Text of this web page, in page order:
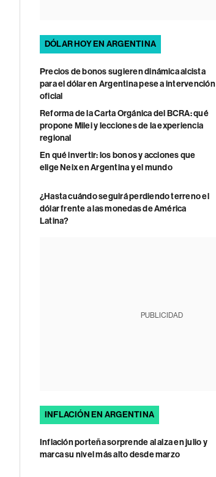
DÓLAR HOY EN ARGENTINA
Precios de bonos sugieren dinámica alcista
para el dólar en Argentina pese a intervención
oficial
Reforma de la Carta Orgánica del BCRA: qué
propone Milei y lecciones de la experiencia
regional
En qué invertir: los bonos y acciones que
elige Neix en Argentina y el mundo
¿Hasta cuándo seguirá perdiendo terreno el
dólar frente a las monedas de América
Latina?
PUBLICIDAD
INFLACIÓN EN ARGENTINA
Inflación porteña sorprende al alza en julio y
marca su nivel más alto desde marzo